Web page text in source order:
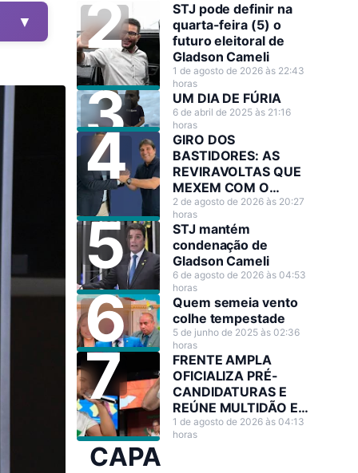
▼
STJ pode definir na
quarta-feira (5) o
futuro eleitoral de
Gladson Cameli
1 de agosto de 2026 às 22:43
horas
UM DIA DE FÚRIA
6 de abril de 2025 às 21:16
horas
GIRO DOS
BASTIDORES: AS
REVIRAVOLTAS QUE
MEXEM COM O
CENÁRIO POLÍTICO
2 de agosto de 2026 às 20:27
horas
STJ mantém
condenação de
Gladson Cameli
6 de agosto de 2026 às 04:53
horas
Quem semeia vento
colhe tempestade
5 de junho de 2025 às 02:36
horas
FRENTE AMPLA
OFICIALIZA PRÉ-
CANDIDATURAS E
REÚNE MULTIDÃO EM
GRANDE ATO NO
ACRE
1 de agosto de 2026 às 04:13
horas
CAPA